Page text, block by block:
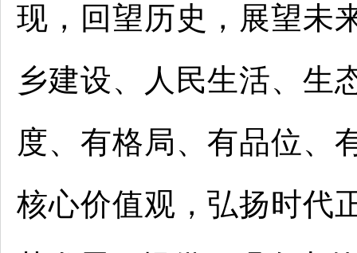
现，回望历史，展望未
乡建设、人民生活、生
度、有格局、有品位、
核心价值观，弘扬时代